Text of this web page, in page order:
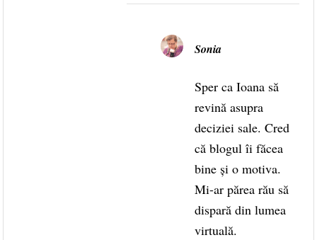
Sonia
Sper ca Ioana să
revină asupra
deciziei sale. Cred
că blogul îi făcea
bine și o motiva.
Mi-ar părea rău să
dispară din lumea
virtuală.